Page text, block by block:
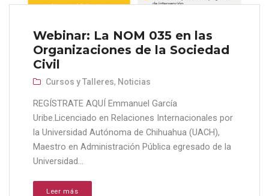
Webinar: La NOM 035 en las
Organizaciones de la Sociedad
Civil
Cursos y Talleres, Noticias
REGÍSTRATE AQUÍ Emmanuel García
Uribe.Licenciado en Relaciones Internacionales por
la Universidad Autónoma de Chihuahua (UACH),
Maestro en Administración Pública egresado de la
Universidad...
Leer más